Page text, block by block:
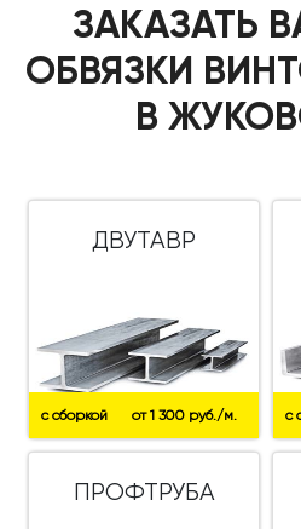
ЗАКАЗАТЬ
ОБВЯЗКИ
В
ДВУТАВР
с сборкой от 1 300 руб./м. с
ПРОФТРУБА